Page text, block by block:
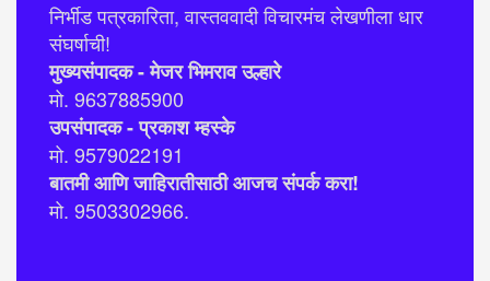
निर्भीड पत्रकारिता, वास्तववादी विचारमंच लेखणीला धार
संघर्षाची!
मुख्यसंपादक - मेजर भिमराव उल्हारे
मो. 9637885900
उपसंपादक - प्रकाश म्हस्के
मो. 9579022191
बातमी आणि जाहिरातीसाठी आजच संपर्क करा!
मो. 9503302966.